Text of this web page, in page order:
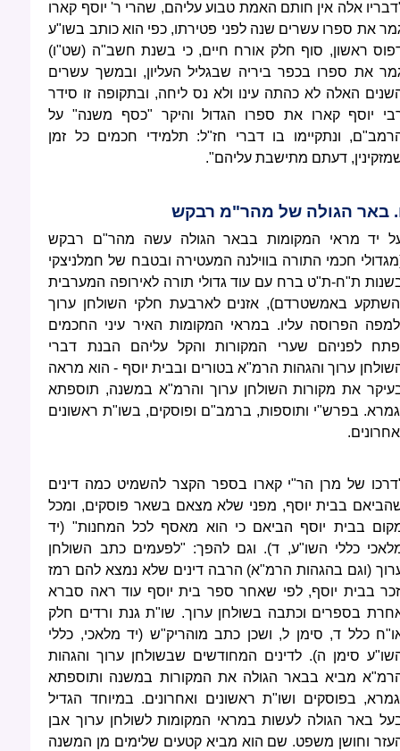
אלה אין חותם האמת טבוע עליהם, שהרי ר' יוסף קארו
את ספרו עשרים שנה לפני פטירתו, כפי הוא כותב בשו"ע
ראשון, סוף חלק אורח חיים, כי בשנת חשב"ה (שט"ו)
את ספרו בכפר ביריה שבגליל העליון, ובמשך עשרים
האלה לא כהתה עינו ולא נס ליחה, ובתקופה זו סידר
יוסף קארו את ספרו הגדול והיקר "כסף משנה" על
ונתקיימו בו דברי חז"ל: תלמידי חכמים כל זמן
דעתם מתישבת עליהם".
באר הגולה של מהר"מ רבקש
יד מראי המקומות בבאר הגולה עשה מהר"ם רבקש
חכמי התורה בווילנה המעטירה ובטבח של חמלניצקי
ת"ח-ת"ט ברח עם עוד גדולי תורה לאירופה המערבית
באמשטרדם), אזנים לארבעת חלקי השולחן ערוך
הפרוסה עליו. במראי המקומות האיר עיני החכמים
לפניהם שערי המקורות והקל עליהם הבנת דברי
ערוך והגהות הרמ"א בטורים ובבית יוסף - הוא מראה
את מקורות השולחן ערוך והרמ"א במשנה, תוספתא
בפרש"י ותוספות, ברמב"ם ופוסקים, בשו"ת ראשונים
של מרן הר"י קארו בספר הקצר להשמיט כמה דינים
בבית יוסף, מפני שלא מצאם בשאר פוסקים, ומכל
בבית יוסף הביאם כי הוא מאסף לכל המחנות" (יד
כללי השו"ע, ד). וגם להפך: "לפעמים כתב השולחן
(וגם בהגהות הרמ"א) הרבה דינים שלא נמצא להם רמז
בבית יוסף, לפי שאחר ספר בית יוסף עוד ראה סברא
בספרים וכתבה בשולחן ערוך. שו"ת גנת ורדים חלק
כלל ד, סימן ל, ושכן כתב מוהריק"ש (יד מלאכי, כללי
סימן ה). לדינים המחודשים שבשולחן ערוך והגהות
מביא בבאר הגולה את המקורות במשנה ותוספתא
בפוסקים ושו"ת ראשונים ואחרונים. במיוחד הגדיל
באר הגולה לעשות במראי המקומות לשולחן ערוך אבן
וחושן משפט. שם הוא מביא קטעים שלימים מן המשנה